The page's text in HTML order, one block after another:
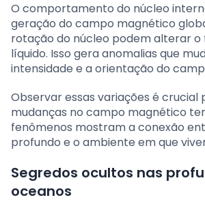
O comportamento do núcleo
geração do campo magnético
rotação do núcleo podem alterar o
líquido. Isso gera anomalias que
intensidade e a orientação do
Observar essas variações é crucial
mudanças no campo magnético
fenômenos mostram a conexão
profundo e o ambiente em que
Segredos ocultos nas
oceanos